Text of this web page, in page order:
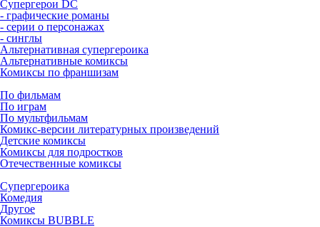
Супергерои DC
- графические романы
- серии о персонажах
- синглы
Альтернативная супергероика
Альтернативные комиксы
Комиксы по франшизам
По фильмам
По играм
По мультфильмам
Комикс-версии литературных произведений
Детские комиксы
Комиксы для подростков
Отечественные комиксы
Супергероика
Комедия
Другое
Комиксы BUBBLE